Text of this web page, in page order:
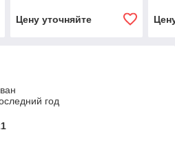
Цену уточняйте
год